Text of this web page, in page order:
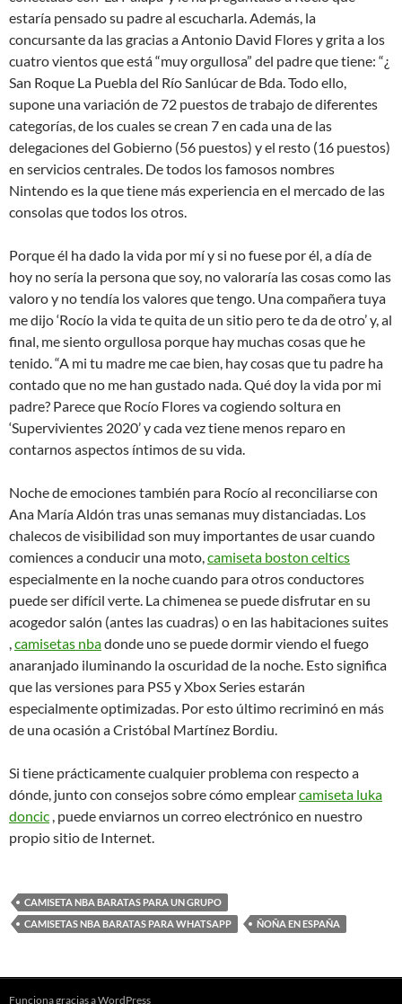
estaría pensado su padre al escucharla. Además, la
concursante da las gracias a Antonio David Flores y grita a los
cuatro vientos que está “muy orgullosa” del padre que tiene: “¿
San Roque La Puebla del Río Sanlúcar de Bda. Todo ello,
supone una variación de 72 puestos de trabajo de diferentes
categorías, de los cuales se crean 7 en cada una de las
delegaciones del Gobierno (56 puestos) y el resto (16 puestos)
en servicios centrales. De todos los famosos nombres
Nintendo es la que tiene más experiencia en el mercado de las
consolas que todos los otros.
Porque él ha dado la vida por mí y si no fuese por él, a día de
hoy no sería la persona que soy, no valoraría las cosas como las
valoro y no tendía los valores que tengo. Una compañera tuya
me dijo ‘Rocío la vida te quita de un sitio pero te da de otro’ y, al
final, me siento orgullosa porque hay muchas cosas que he
tenido. “A mi tu madre me cae bien, hay cosas que tu padre ha
contado que no me han gustado nada. Qué doy la vida por mi
padre? Parece que Rocío Flores va cogiendo soltura en
‘Supervivientes 2020’ y cada vez tiene menos reparo en
contarnos aspectos íntimos de su vida.
Noche de emociones también para Rocío al reconciliarse con
Ana María Aldón tras unas semanas muy distanciadas. Los
chalecos de visibilidad son muy importantes de usar cuando
comiences a conducir una moto,camiseta boston celtics
especialmente en la noche cuando para otros conductores
puede ser difícil verte. La chimenea se puede disfrutar en su
acogedor salón (antes las cuadras) o en las habitaciones suites
,camisetas nbadonde uno se puede dormir viendo el fuego
anaranjado iluminando la oscuridad de la noche. Esto significa
que las versiones para PS5 y Xbox Series estarán
especialmente optimizadas. Por esto último recriminó en más
de una ocasión a Cristóbal Martínez Bordiu.
Si tiene prácticamente cualquier problema con respecto a
dónde, junto con consejos sobre cómo emplearcamiseta luka
doncic , puede enviarnos un correo electrónico en nuestro
propio sitio de Internet.
CAMISETA NBA BARATAS PARA UN GRUPO
CAMISETAS NBA BARATAS PARA WHATSAPP
ÑOÑA EN ESPAÑA
Funciona gracias a WordPress